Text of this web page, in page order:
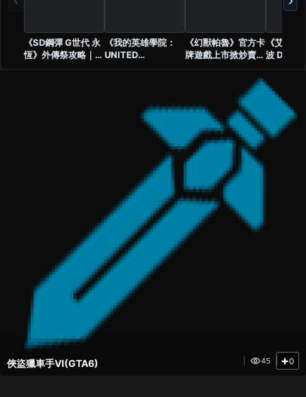
《SD鋼彈 G世代 永
恆》外傳祭攻略｜8
月活動時間、復刻獎
《我的英雄學院：
UNITED
SURVIVAL》8 月 6
法、預約獎勵完整整
《幻獸帕魯》官方卡
牌遊戲上市掀炒賣
潮！稀有卡最高飆破
《艾爾
波 DLC
則神祕貼
瘋狂猜測
俠盜獵車手VI(GTA6) 45 +0